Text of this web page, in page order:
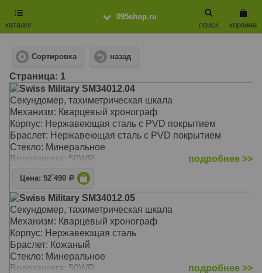
095shop.ru
каталог
корзина
поиск
Сортировка назад
Cтраница: 1
Swiss Military SM34012.04
Секундомер, тахиметрическая шкала
Механизм: Кварцевый хронограф
Корпус: Нержавеющая сталь с PVD покрытием
Браслет: Нержавеющая сталь с PVD покрытием
Стекло: Минеральное
Водозащита: 50WR
подробнее >>
Цена: 52`490 Р
Swiss Military SM34012.05
Секундомер, тахиметрическая шкала
Механизм: Кварцевый хронограф
Корпус: Нержавеющая сталь
Браслет: Кожаный
Стекло: Минеральное
Водозащита: 50WR
подробнее >>